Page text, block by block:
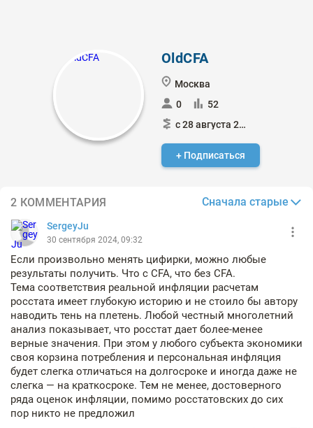
OldCFA
Москва
0
52
с 28 августа 2024
+ Подписаться
2 КОММЕНТАРИЯ Сначала старые
SergeyJu
30 сентября 2024, 09:32
Если произвольно менять цифирки, можно любые
результаты получить. Что с CFA, что без CFA.
Тема соответствия реальной инфляции расчетам
росстата имеет глубокую историю и не стоило бы автору
наводить тень на плетень. Любой честный многолетний
анализ показывает, что росстат дает более-менее
верные значения. При этом у любого субъекта экономики
своя корзина потребления и персональная инфляция
будет слегка отличаться на долгосроке и иногда даже не
слегка — на краткосроке. Тем не менее, достоверного
ряда оценок инфляции, помимо росстатовских до сих
пор никто не предложил